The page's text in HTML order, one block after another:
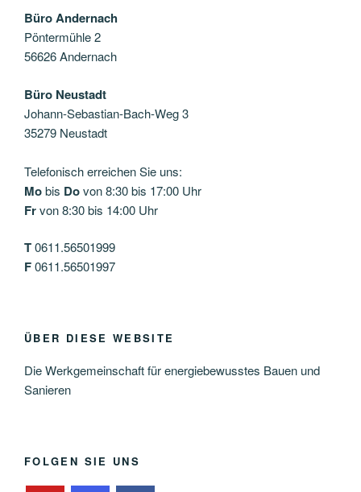
Büro Andernach
Pöntermühle 2
56626 Andernach
Büro Neustadt
Johann-Sebastian-Bach-Weg 3
35279 Neustadt
Telefonisch erreichen Sie uns:
Mobis Dovon 8:30 bis 17:00 Uhr
Frvon 8:30 bis 14:00 Uhr
T0611.56501999
F0611.56501997
ÜBER DIESE WEBSITE
Die Werkgemeinschaft für energiebewusstes Bauen und
Sanieren
FOLGEN SIE UNS